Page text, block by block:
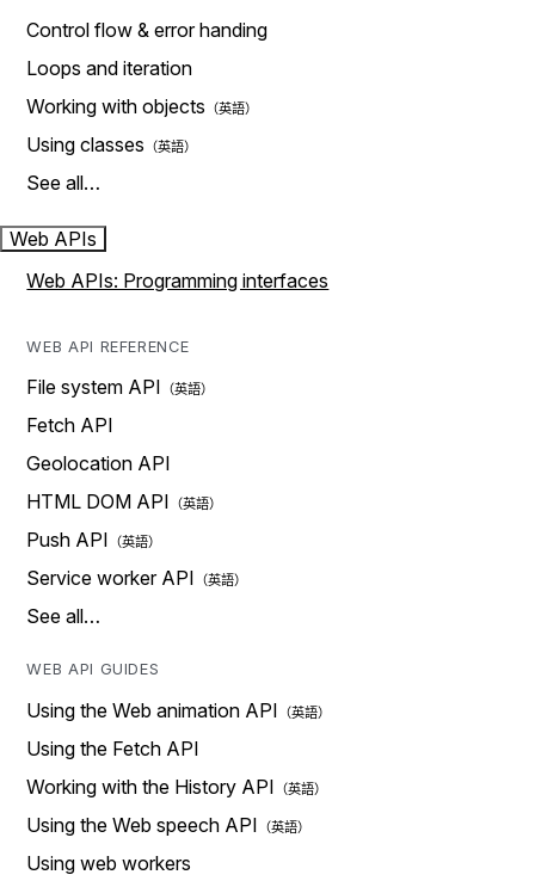
Control flow & error handing
Loops and iteration
Working with objects
Using classes
See all…
Web APIs
Web APIs: Programming interfaces
WEB API REFERENCE
File system API
Fetch API
Geolocation API
HTML DOM API
Push API
Service worker API
See all…
WEB API GUIDES
Using the Web animation API
Using the Fetch API
Working with the History API
Using the Web speech API
Using web workers